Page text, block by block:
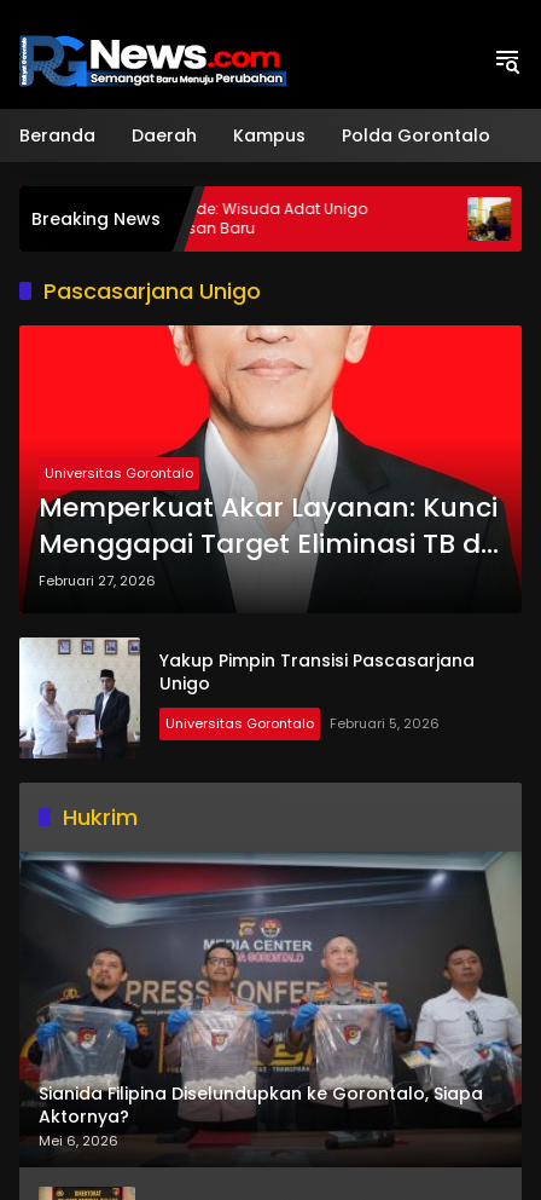
konten
Beranda Daerah Kampus Polda Gorontalo
Breaking News
Alim Niode: Wisuda Adat Unigo
Terobosan Baru
Syarif
Dibalut
Pascasarjana Unigo
Universitas Gorontalo
Memperkuat Akar Layanan: Kunci
Menggapai Target Eliminasi TB di
Gorontalo
Februari 27, 2026
Yakup Pimpin Transisi Pascasarjana
Unigo
Universitas Gorontalo Februari 5, 2026
Hukrim
Sianida Filipina Diselundupkan ke Gorontalo, Siapa
Aktornya?
Mei 6, 2026